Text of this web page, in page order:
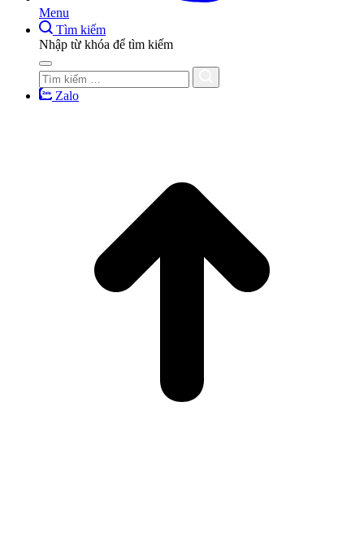
Menu
Tìm kiếm
Nhập từ khóa để tìm kiếm
Zalo